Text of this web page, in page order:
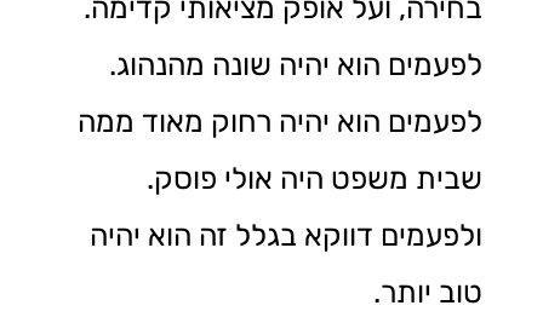
בחירה, ועל אופק מציאותי קדימה.
לפעמים הוא יהיה שונה מהנהוג.
לפעמים הוא יהיה רחוק מאוד ממה
שבית משפט היה אולי פוסק.
ולפעמים דווקא בגלל זה הוא יהיה
טוב יותר.